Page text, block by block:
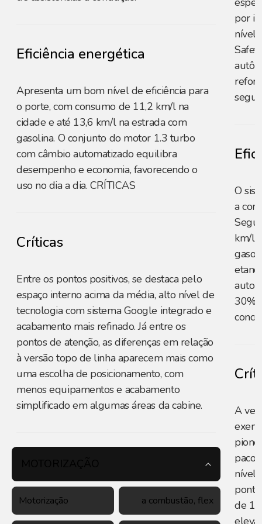
Eficiência energética
Apresenta um bom nível de eficiência para
o porte, com consumo de 11,2 km/l na
cidade e até 13,6 km/l na estrada com
gasolina. O conjunto do motor 1.3 turbo
com câmbio automatizado equilibra
desempenho e economia, favorecendo o
uso no dia a dia. CRÍTICAS
Críticas
Entre os pontos positivos, se destaca pelo
espaço interno acima da média, alto nível de
tecnologia com sistema Google integrado e
acabamento mais refinado. Já entre os
pontos de atenção, as diferenças em relação
à versão topo de linha aparecem mais como
uma escolha de posicionamento, com
menos equipamentos e acabamento
simplificado em algumas áreas da cabine.
Motorização a combustão, flex
por
nível
O
a
km/l
30%
A
nível
de